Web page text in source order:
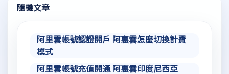
隨機文章
阿里雲帳號認證開戶 阿裏雲怎麼切換計費
模式
阿里雲帳號充值開通 阿裏雲印度尼西亞